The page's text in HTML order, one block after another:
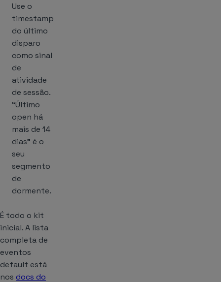
Use o
timestamp
do último
disparo
como sinal
de
atividade
de sessão.
“Último
open há
mais de 14
dias” é o
seu
segmento
de
dormente.
É todo o kit
inicial. A lista
completa de
eventos
default está
nos docs do